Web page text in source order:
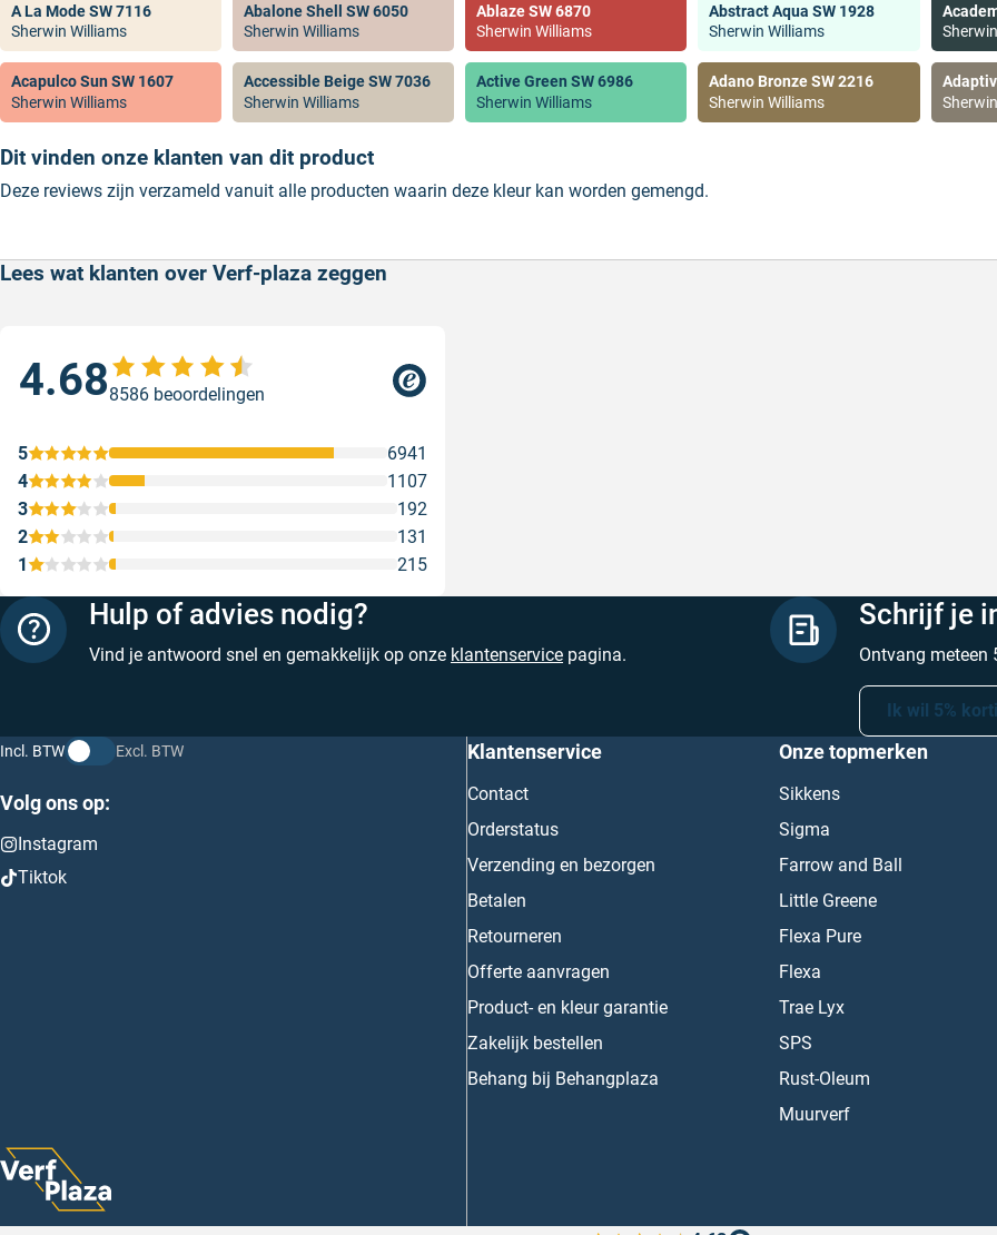
A La Mode SW 7116
Sherwin Williams
Abalone Shell SW 6050
Sherwin Williams
Ablaze SW 6870
Sherwin Williams
Abstract Aqua SW 1928
Sherwin Williams
Acapulco Sun SW 1607
Sherwin Williams
Accessible Beige SW 7036
Sherwin Williams
Active Green SW 6986
Sherwin Williams
Adano Bronze SW 2216
Sherwin Williams
Dit vinden onze klanten van dit product
Deze reviews zijn verzameld vanuit alle producten waarin deze kleur kan worden gemengd.
Lees wat klanten over Verf-plaza zeggen
4.688586 beoordelingen
1 215
2 131
3 192
4 1107
5 6941
Hulp of advies nodig?
Vind je antwoord snel en gemakkelijk op onze klantenservice pagina.
Schrijf je
Ontvang meteen
Ik wil 5%
Incl. BTW Excl. BTW
Volg ons op:
Instagram
Tiktok
Klantenservice
Contact
Orderstatus
Verzending en bezorgen
Betalen
Retourneren
Offerte aanvragen
Product- en kleur garantie
Zakelijk bestellen
Behang bij Behangplaza
Onze topmerken
Sikkens
Sigma
Farrow and Ball
Little Greene
Flexa Pure
Flexa
Trae Lyx
SPS
Rust-Oleum
Muurverf